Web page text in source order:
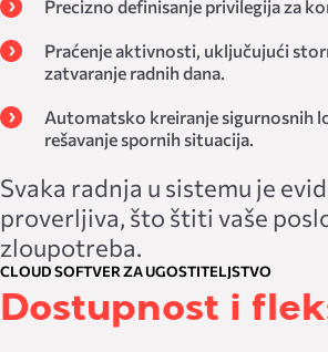
Precizno definisanje privilegija za
Praćenje aktivnosti, uključujući storniranje računa i
zatvaranje radnih dana.
Automatsko kreiranje sigurnosnih logova za analizu i
rešavanje spornih situacija.
Svaka radnja u sistemu je evidentirana i
proverljiva, što štiti vaše
zloupotreba.
CLOUD SOFTVER ZA UGOSTITELJSTVO
Dostupnost i